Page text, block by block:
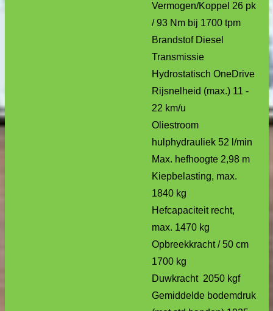
Vermogen/Koppel 26 pk
/ 93 Nm bij 1700 tpm
Brandstof Diesel
Transmissie
Hydrostatisch OneDrive
Rijsnelheid (max.) 11 -
22 km/u
Oliestroom
hulphydrauliek 52 l/min
Max. hefhoogte 2,98 m
Kiepbelasting, max.
1840 kg
Hefcapaciteit recht,
max. 1470 kg
Opbreekkracht / 50 cm
1700 kg
Duwkracht 2050 kgf
Gemiddelde bodemdruk